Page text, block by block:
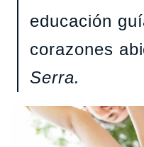
educación
corazones
Serra.